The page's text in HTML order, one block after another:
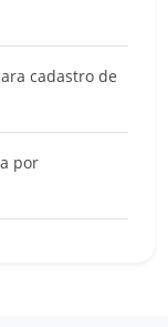
cadastro de
por